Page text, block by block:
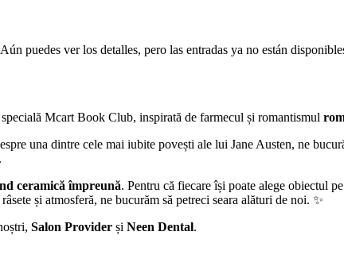
puedes ver los detalles, pero las entradas ya no están
Mcart Book Club, inspirată de farmecul și romantismul
una dintre cele mai iubite povești ale lui Jane Austen, ne
ceramică împreună. Pentru că fiecare își poate alege obiectul
și atmosferă, ne bucurăm să petreci seara alături de noi. ✨
Salon Provider și Neen Dental.